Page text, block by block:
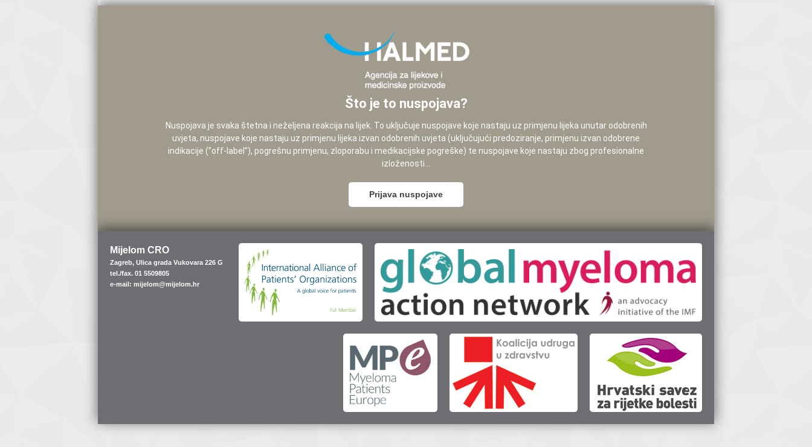
Što je to nuspojava?
Nuspojava je svaka štetna i neželjena reakcija na lijek. To uključuje nuspojave koje nastaju uz primjenu lijeka unutar odobrenih
uvjeta, nuspojave koje nastaju uz primjenu lijeka izvan odobrenih uvjeta (uključujući predoziranje, primjenu izvan odobrene
indikacije (”off-label”), pogrešnu primjenu, zloporabu i medikacijske pogreške) te nuspojave koje nastaju zbog profesionalne
izloženosti...
Prijava nuspojave
Mijelom CRO
Zagreb, Ulica grada Vukovara 226 G
tel./fax. 01 5509805
e-mail: mijelom@mijelom.hr